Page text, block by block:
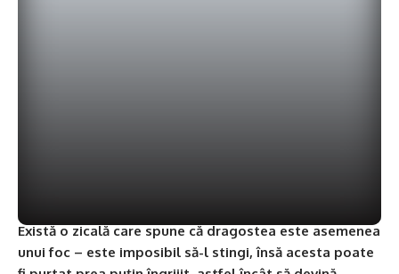
Există o zicală care spune că dragostea este asemenea
unui foc – este imposibil să-l stingi, însă acesta poate